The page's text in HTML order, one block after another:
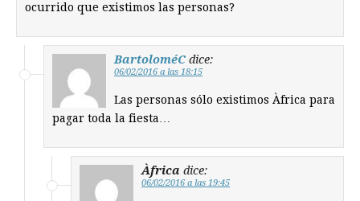
ocurrido que existimos las personas?
BartoloméC dice:
06/02/2016 a las 18:15
Las personas sólo existimos Àfrica para
pagar toda la fiesta…
Àfrica dice:
06/02/2016 a las 19:45